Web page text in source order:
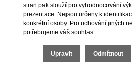
stran pak slouží pro vyhodnocování
prezentace. Nejsou určeny k
konkrétní osoby. Pro uchování jiných
potřebujeme váš souhlas.
Upravit Odmítnout